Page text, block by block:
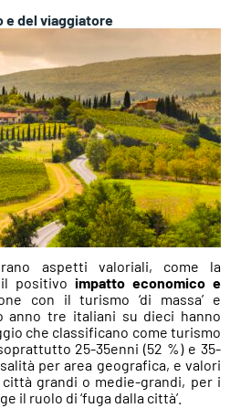
e del viaggiatore
aspetti valoriali, come la
positivo impatto economico e
con il turismo ‘di massa’ e
anno tre italiani su dieci hanno
che classificano come turismo
25-35enni (52 %) e 35-
per area geografica, e valori
grandi o medie-grandi, per i
il ruolo di ‘fuga dalla città’.